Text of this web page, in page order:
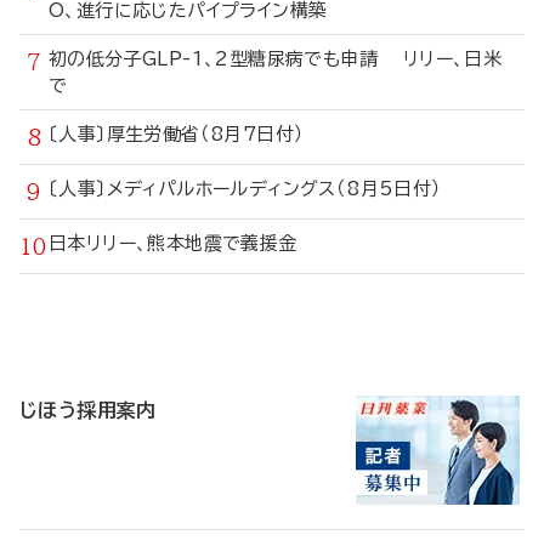
O、進行に応じたパイプライン構築
初の低分子GLP-1、2型糖尿病でも申請 リリー、日米
で
〔人事〕厚生労働省（8月7日付）
〔人事〕メディパルホールディングス（8月5日付）
日本リリー、熊本地震で義援金
じほう採用案内